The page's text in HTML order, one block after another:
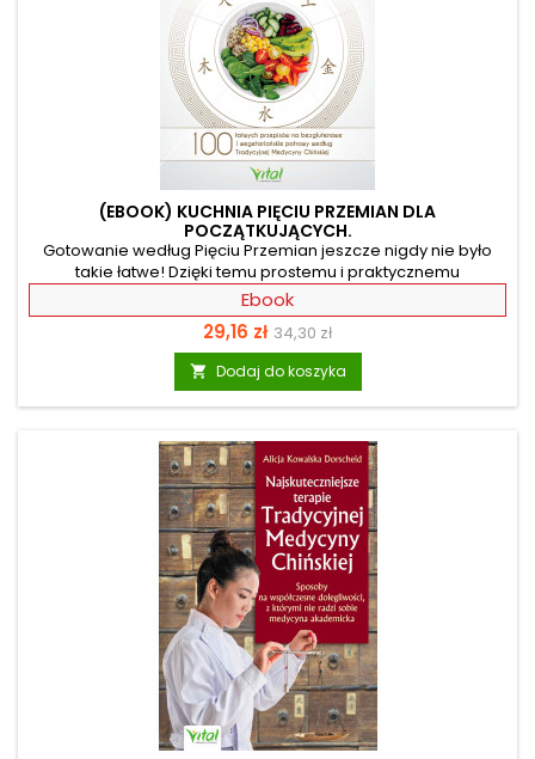
(EBOOK) KUCHNIA PIĘCIU PRZEMIAN DLA
POCZĄTKUJĄCYCH.
Gotowanie według Pięciu Przemian jeszcze nigdy nie było
takie łatwe! Dzięki temu prostemu i praktycznemu
poradnikowi poznasz zasady diety, smaki, przemiany oraz
kolejność dodawania składników. Dodatkowo Autorka,
propagatorka życia zgodnie z chińską filozofią przyrody,
przygotowała dla Ciebie 100 przepisów na dania
bezglutenowe i wegetariańskie, wśród których znajdziesz
łatwe do przyrządzenia pieczywo, pasztety, pasty
zupy, a także...
Ebook
Cena
29,16 zł Cena
podstawowa
34,30 zł
 Dodaj do koszyka